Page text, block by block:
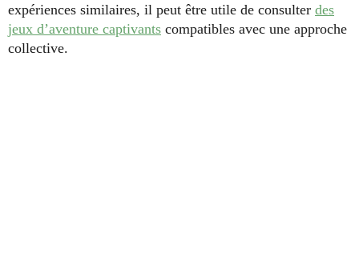
expériences similaires, il peut être utile de consulter des
jeux d’aventure captivants compatibles avec une approche
collective.